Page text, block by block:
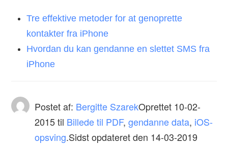
Tre effektive metoder for at genoprette
kontakter fra iPhone
Hvordan du kan gendanne en slettet SMS fra
iPhone
Postet af: Bergitte SzarekOprettet 10-02-
2015 til Billede til PDF,gendanne data, iOS-
opsving.Sidst opdateret den 14-03-2019